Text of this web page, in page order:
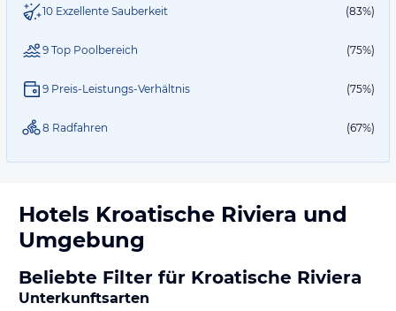
10 Exzellente Sauberkeit (83%)
9 Top Poolbereich (75%)
9 Preis-Leistungs-Verhältnis (75%)
8 Radfahren (67%)
Hotels Kroatische Riviera und
Umgebung
Beliebte Filter für Kroatische Riviera
Unterkunftsarten